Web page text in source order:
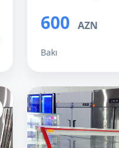
600 AZN
Bakı